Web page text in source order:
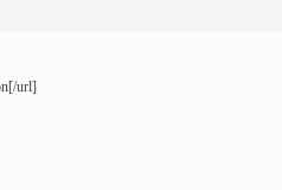
url]